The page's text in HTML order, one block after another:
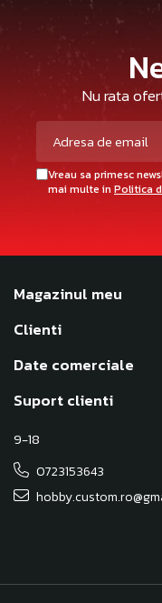
Nu rata
Vreau sa primesc
mai multe in Politica
Magazinul meu
Clienti
Date comerciale
Suport clienti
9-18
0723153643